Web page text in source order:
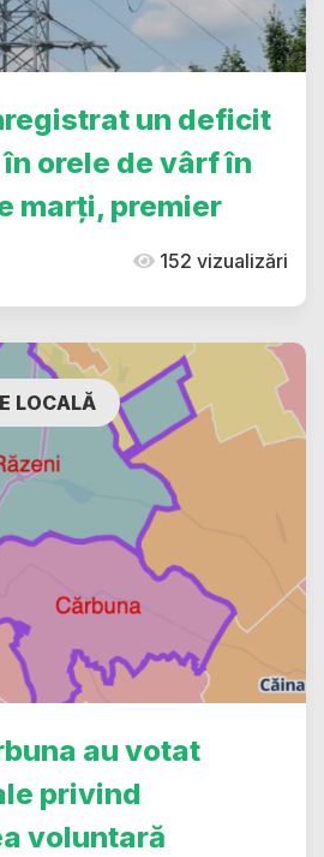
un deficit
orele de vârf în
marți, premier
152 vizualizări
LOCALĂ
au votat
privind
voluntară